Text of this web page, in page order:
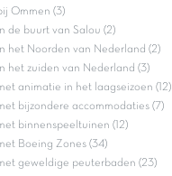
Ommen (3)
de buurt van Salou (2)
het Noorden van Nederland (2)
het zuiden van Nederland (3)
animatie in het laagseizoen (12)
bijzondere accommodaties (7)
binnenspeeltuinen (12)
Boeing Zones (34)
geweldige peuterbaden (23)